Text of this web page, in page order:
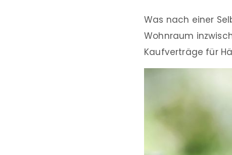
Was nach einer
Wohnraum
Kaufverträge für